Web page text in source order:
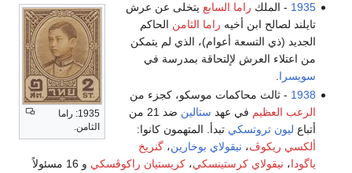
1935: راما
الثامن.
1935 - الملك راما السابع يتخلى عن عرش
تايلند لصالح ابن أخيه راما الثامن الحاكم
الجديد (ذي التسعة أعوام)، الذي لم يتمكن
من اعتلاء العرش لإلتحاقة بمدرسة في
سويسرا.
1938 - ثالث محاكمات موسكو، كجزء من
الرعب العظيم في عهد ستالين
ضد 21 من
أتباع ليون تروتسكي تبدأ. المتهمون كانوا:
ألكسي ريكوڤ، نيقولاي بوخارين،گنريخ
ياگودا، نيقولاي كرستينسكي،كريستيان راكوڤسكي
و 16 مسئولاً